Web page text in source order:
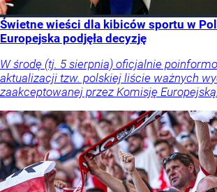
Świetne wieści dla kibiców sportu w
Europejska podjęła decyzję
W środę (tj. 5 sierpnia) oficjalnie
aktualizacji tzw. polskiej liście ważnych
zaakceptowanej przez Komisję